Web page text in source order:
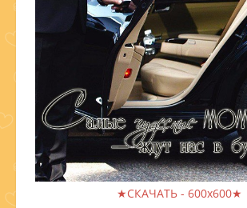
В реальном размере 600x600/
★СКАЧАТЬ - 600x600★